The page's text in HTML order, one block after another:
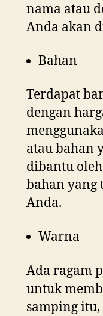
nama atau
Anda akan
Bahan
Terdapat
dengan
atau bahan
dibantu
bahan yang
Anda.
Warna
Ada ragam
untuk
samping